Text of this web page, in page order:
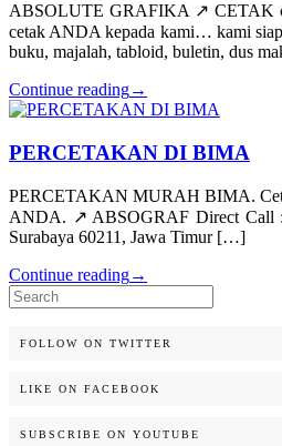
ABSOLUTE GRAFIKA ↗️ CETAK
cetak ANDA kepada kami… kami
buku, majalah, tabloid, buletin, dus
Continue reading→
PERCETAKAN DI BIMA
PERCETAKAN MURAH BIMA.
ANDA. ↗️ ABSOGRAF Direct Call :
Surabaya 60211, Jawa Timur […]
Continue reading→
Search
for:
FOLLOW ON TWITTER
LIKE ON FACEBOOK
SUBSCRIBE ON YOUTUBE